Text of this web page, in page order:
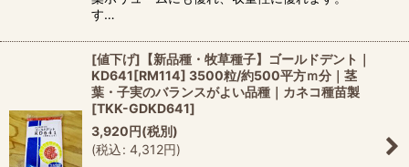
す…
[値下げ]【新品種・牧草種子】ゴールドデント｜
KD641[RM114] 3500粒/約500平方ｍ分｜茎
葉・子実のバランスがよい品種｜カネコ種苗製
[TKK-GDKD641]
3,920円(税別)
(税込: 4,312円)